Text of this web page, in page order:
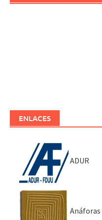
ENLACES
ADUR
Anáforas